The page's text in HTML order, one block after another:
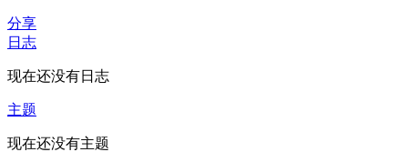
分享
日志
现在还没有日志
主题
现在还没有主题